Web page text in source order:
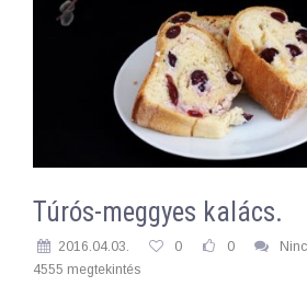
Túrós-meggyes kalács.
2016.04.03. 0 0
4555 megtekintés